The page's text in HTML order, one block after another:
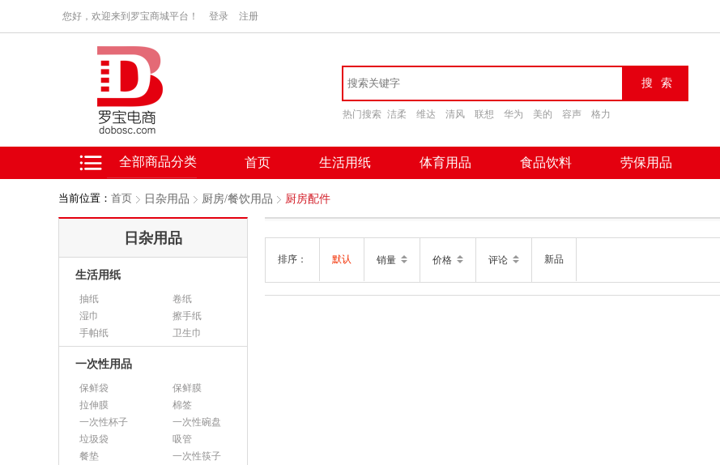
您好，欢迎来到罗宝商城平台！ 登录 注册
热门搜索 洁柔 维达 清风 联想 华为 美的 容声 格力
全部商品分类 首页 生活用纸 体育用品 食品饮料 劳保用品
当前位置： 首页 日杂用品 厨房/餐饮用品 厨房配件
日杂用品
生活用纸
抽纸
卷纸
湿巾
擦手纸
手帕纸
卫生巾
一次性用品
保鲜袋
保鲜膜
拉伸膜
棉签
一次性杯子
一次性碗盘
垃圾袋
吸管
餐垫
一次性筷子
排序： 默认 销量 价格 评论 新品